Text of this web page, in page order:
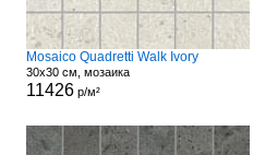
Mosaico Quadretti Walk Ivory
30x30 см, мозаика
11426р/м²